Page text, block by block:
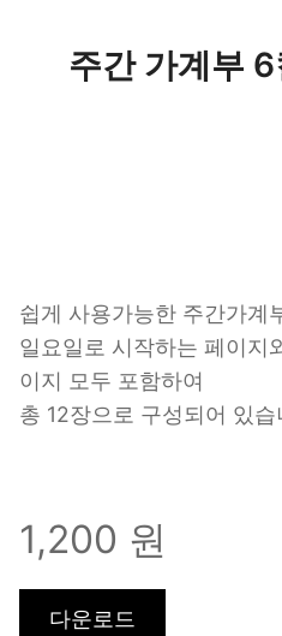
주간 가계부
쉽게 사용가능한 주간가계
일요일로 시작하는 페이지
이지 모두 포함하여
총 12장으로 구성되어 있습
1,200 원